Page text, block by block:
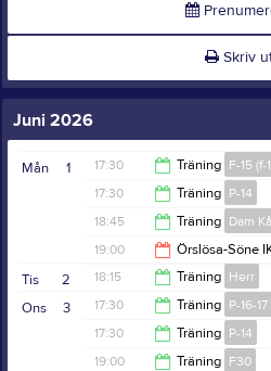
Skriv
Juni 2026
1
Mån 17:30 Träning F-15 (f-
19:00
17:30 Träning P-14
19:00
18:45 Träning Dam
20:15
19:00 Örslösa-Söne
21:00
2
Tis 18:15 Träning Herr
19:45
3
Ons 17:30 Träning P-16-17
19:00
17:30 Träning P-14
19:00 Träning F30